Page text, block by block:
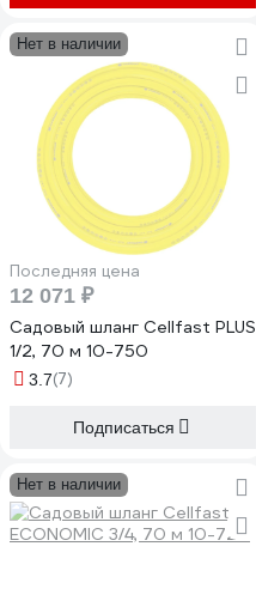
Нет в наличии
Последняя цена
12 071 ₽
Садовый шланг Cellfast PLUS
1/2, 70 м 10-750
3.7(7)
Подписаться
Нет в наличии